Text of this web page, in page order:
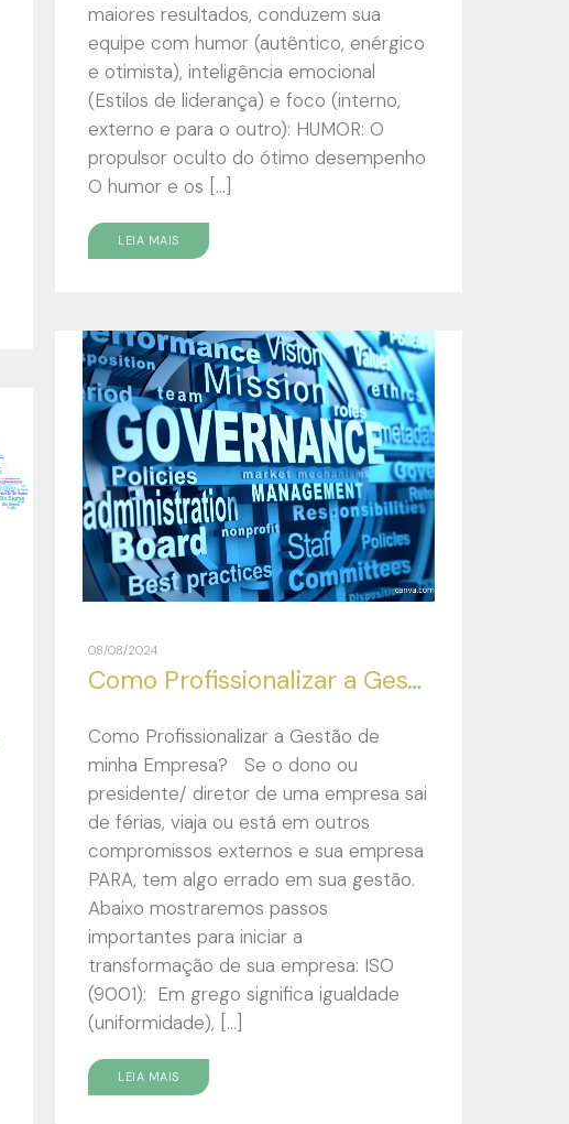
maiores resultados, conduzem sua
equipe com humor (autêntico, enérgico
e otimista), inteligência emocional
(Estilos de liderança) e foco (interno,
externo e para o outro): HUMOR: O
propulsor oculto do ótimo desempenho
O humor e os […]
LEIA MAIS
08/08/2024
Como Profissionalizar a Gestão de minha Empresa?
Como Profissionalizar a Gestão de
minha Empresa? Se o dono ou
presidente/ diretor de uma empresa sai
de férias, viaja ou está em outros
compromissos externos e sua empresa
PARA, tem algo errado em sua gestão.
Abaixo mostraremos passos
importantes para iniciar a
transformação de sua empresa: ISO
(9001): Em grego significa igualdade
(uniformidade), […]
LEIA MAIS